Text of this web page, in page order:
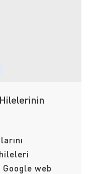
Google web